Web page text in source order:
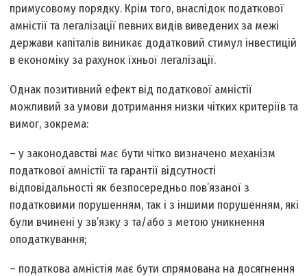
примусовому порядку. Крім того, внаслідок податкової
амністії та легалізації певних видів виведених за межі
держави капіталів виникає додатковий стимул інвестицій
в економіку за рахунок їхньої легалізації.
Однак позитивний ефект від податкової амністії
можливий за умови дотримання низки чітких критеріїв та
вимог, зокрема:
– у законодавстві має бути чітко визначено механізм
податкової амністії та гарантії відсутності
відповідальності як безпосередньо пов’язаної з
податковими порушенням, так і з іншими порушенням, які
були вчинені у зв’язку з та/або з метою уникнення
оподаткування;
– податкова амністія має бути спрямована на досягнення